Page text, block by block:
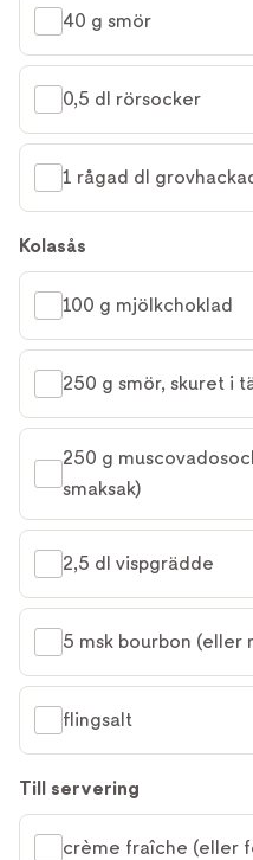
40 g smör
0,5 dl rörsocker
1 rågad dl
Kolasås
100 g mjölkchoklad
250 g smör, skuret i
250 g
smaksak)
2,5 dl vispgrädde
5 msk bourbon (eller
flingsalt
Till servering
crème fraîche (eller